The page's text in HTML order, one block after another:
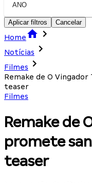
ANO
Aplicar filtros Cancelar
Home
Notícias
Filmes
Remake de O
teaser
Filmes
Remake de
promete
teaser